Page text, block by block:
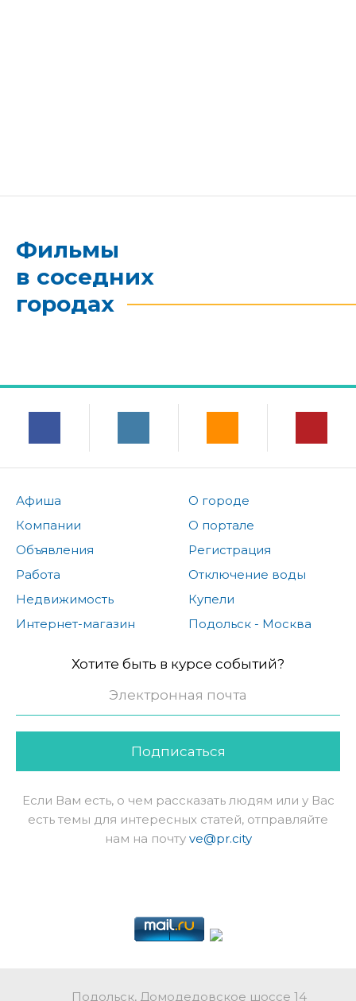
Фильмы
в соседних
городах
Афиша
Компании
Объявления
Работа
Недвижимость
Интернет-магазин
О городе
О портале
Регистрация
Отключение воды
Купели
Подольск - Москва
Хотите быть в курсе событий?
Подписаться
Если Вам есть, о чем рассказать людям или у Вас
есть темы для интересных статей, отправляйте
нам на почту ve@pr.city
Подольск, Домодедовское шоссе 14